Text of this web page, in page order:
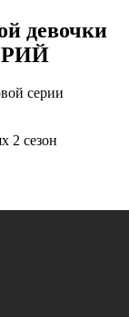
девочки
серии
2 сезон